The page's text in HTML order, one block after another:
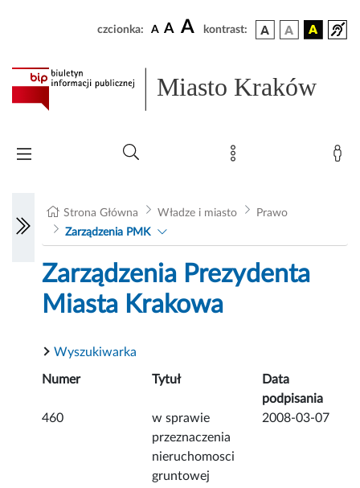
czcionka: A A A kontrast:
Miasto Kraków
Strona Główna Władze i miasto
Prawo
Zarządzenia PMK
Zarządzenia Prezydenta
Miasta Krakowa
Wyszukiwarka
Numer Tytuł
Data
podpisania
460
w sprawie
przeznaczenia
nieruchomosci
gruntowej
2008-03-07